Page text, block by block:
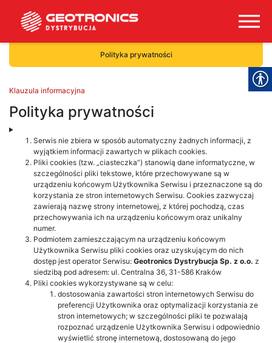
Polityka prywatności
Klauzula informacyjna
Polityka prywatności
Serwis nie zbiera w sposób automatyczny żadnych informacji, z
wyjątkiem informacji zawartych w plikach cookies.
Pliki cookies (tzw. „ciasteczka”) stanowią dane informatyczne, w
szczególności pliki tekstowe, które przechowywane są w
urządzeniu końcowym Użytkownika Serwisu i przeznaczone są do
korzystania ze stron internetowych Serwisu. Cookies zazwyczaj
zawierają nazwę strony internetowej, z której pochodzą, czas
przechowywania ich na urządzeniu końcowym oraz unikalny
numer.
Podmiotem zamieszczającym na urządzeniu końcowym
Użytkownika Serwisu pliki cookies oraz uzyskującym do nich
dostęp jest operator Serwisu: Geotronics Dystrybucja Sp. z o.o. z
siedzibą pod adresem: ul. Centralna 36, 31-586 Kraków
Pliki cookies wykorzystywane są w celu:
dostosowania zawartości stron internetowych Serwisu do
preferencji Użytkownika oraz optymalizacji korzystania ze
stron internetowych; w szczególności pliki te pozwalają
rozpoznać urządzenie Użytkownika Serwisu i odpowiednio
wyświetlić stronę internetową, dostosowaną do jego